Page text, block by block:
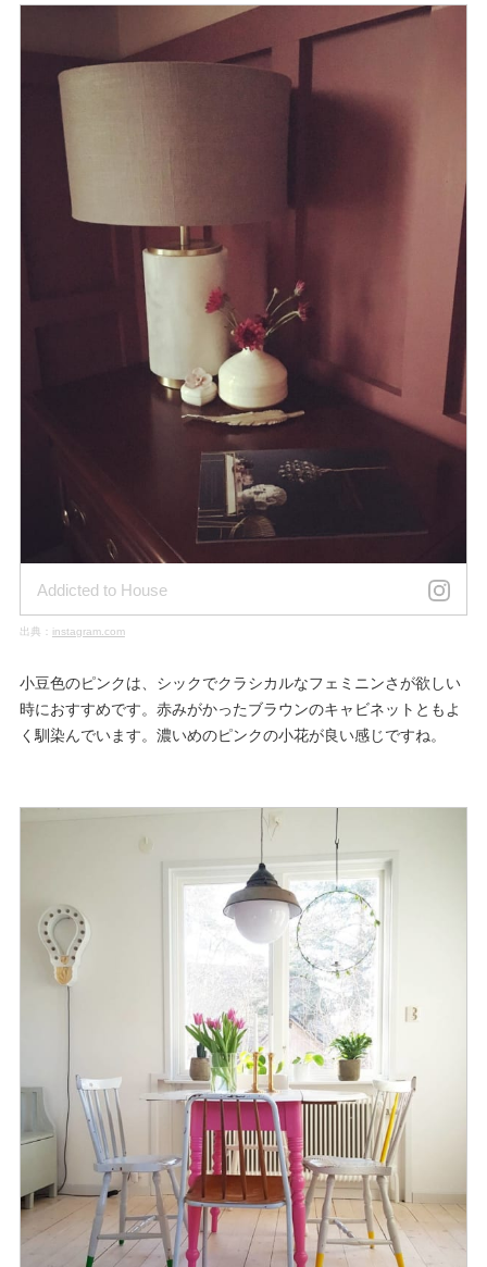
Addicted to House
出典： instagram.com
小豆色のピンクは、シックでクラシカルなフェミニンさが欲しい
時におすすめです。赤みがかったブラウンのキャビネットともよ
く馴染んでいます。濃いめのピンクの小花が良い感じですね。